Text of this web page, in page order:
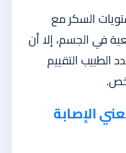
السكر مع
في الجسم، إلا أن
الطبيب التقييم
الإصابة